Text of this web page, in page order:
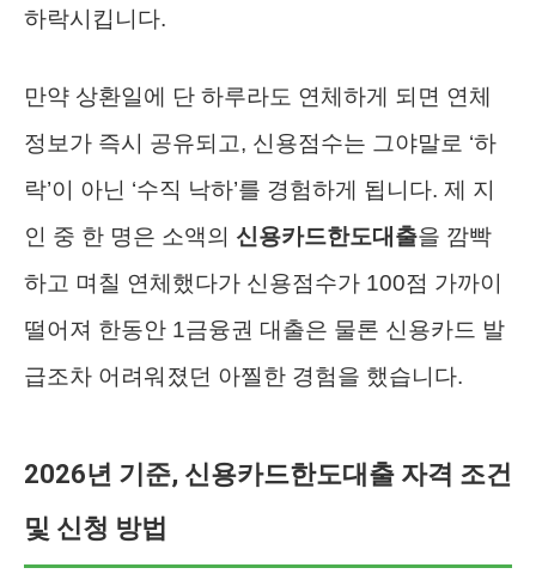
하락시킵니다.
만약 상환일에 단 하루라도 연체하게 되면 연체
정보가 즉시 공유되고, 신용점수는 그야말로 ‘하
락’이 아닌 ‘수직 낙하’를 경험하게 됩니다. 제 지
인 중 한 명은 소액의 신용카드한도대출을 깜빡
하고 며칠 연체했다가 신용점수가 100점 가까이
떨어져 한동안 1금융권 대출은 물론 신용카드 발
급조차 어려워졌던 아찔한 경험을 했습니다.
2026년 기준, 신용카드한도대출 자격 조건
및 신청 방법